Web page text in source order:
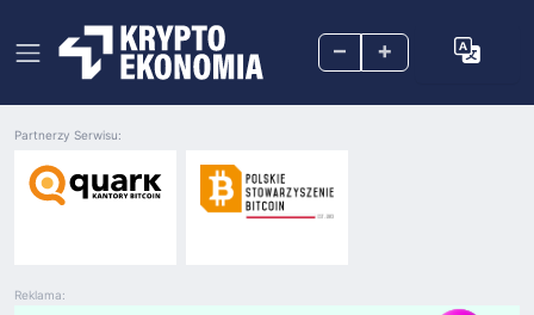
– +
Reklama:
Partnerzy Serwisu: